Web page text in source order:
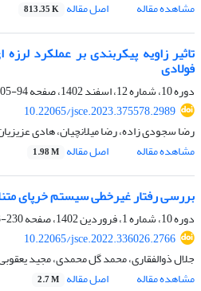
مشاهده مقاله
اصل مقاله 813.35 K
تاثیر زاویه پیکربندی بر عملکرد
فولادی
دوره 10، شماره 12، اسفند 1402، صفحه
94-105
10.22065/jsce.2023.375578.2989
رضا سجودی زاده، رضا میلانچیان، هادی
مشاهده مقاله
اصل مقاله 1.98 M
بررسی رفتار غیرخطی سیستم خرپای
دوره 10، شماره 1، فروردین 1402، صفحه
230-253
10.22065/jsce.2022.336026.2766
جلال ذوالفقاری، محمد گل محمدی، مجید
مشاهده مقاله
اصل مقاله 2.7 M